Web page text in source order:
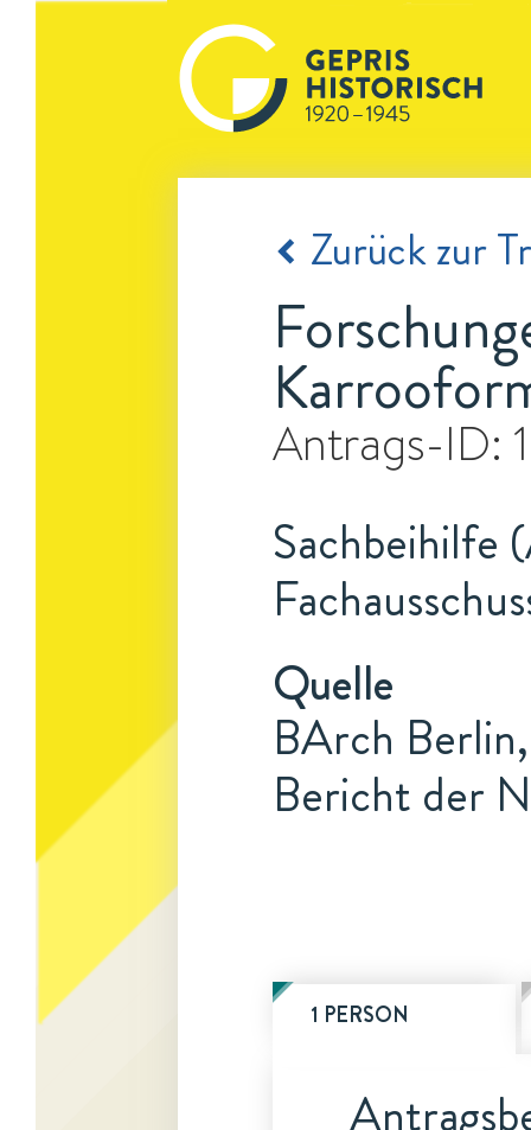
Zurück zur
Antrags-ID:
Sachbeihilfe
Quelle
BArch
Bericht der
1 PERSON